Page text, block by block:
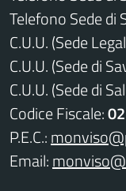
Telefono Sede di
C.U.U. (Sede
C.U.U. (Sede di
C.U.U. (Sede di
Codice Fiscale:
P.E.C.:
Email: